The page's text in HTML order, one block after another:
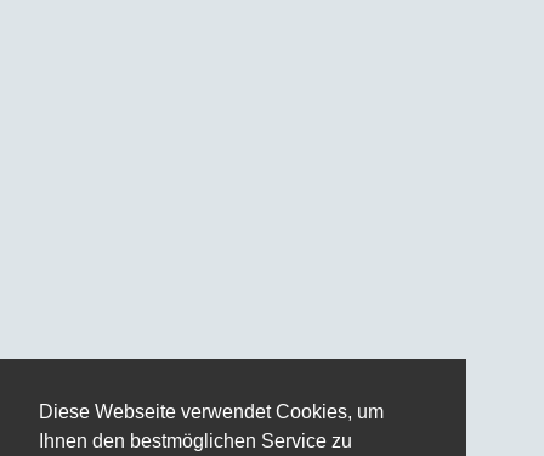
Diese Webseite verwendet Cookies, um
Ihnen den bestmöglichen Service zu